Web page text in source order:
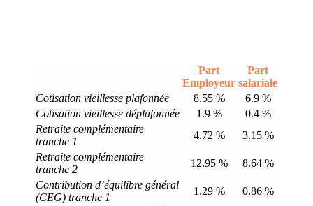
Part
Employeur
Part
salariale
Cotisation vieillesse plafonnée
8.55 %
6.9 %
Cotisation vieillesse déplafonnée
1.9 %
0.4 %
Retraite complémentaire
tranche 1
4.72 %
3.15 %
Retraite complémentaire
tranche 2
12.95 %
8.64 %
Contribution d’équilibre général
(CEG) tranche 1
1.29 %
0.86 %